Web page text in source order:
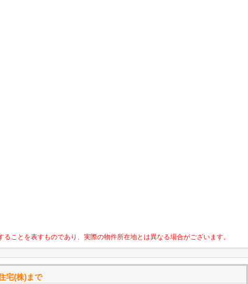
ことを表すものであり、実際の物件所在地とは異なる場合がございます。
宅(株)まで